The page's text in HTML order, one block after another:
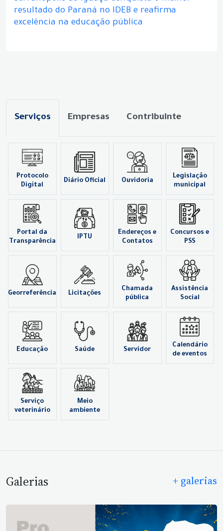
resultado do Paraná no IDEB e reafirma
excelência na educação pública
Serviços Empresas Contribuinte
Protocolo
Digital
Diário Oficial Ouvidoria
Legislação
municipal
Portal da
Transparência
IPTU
Endereços e
Contatos
Concursos e
PSS
Georreferência Licitações
Chamada
pública
Assistência
Social
Educação Saúde Servidor
Calendário
de eventos
Serviço
veterinário
Meio
ambiente
Galerias + galerias